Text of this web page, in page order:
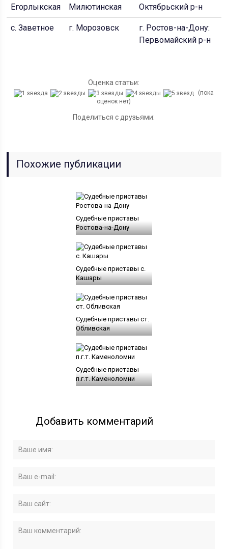
Егорлыкская
Милютинская
Октябрьский р-н
с. Заветное г. Морозовск
г. Ростов-на-Дону:
Первомайский р-н
Оценка статьи:
(пока
оценок нет)
Поделиться с друзьями:
Похожие публикации
Судебные приставы
Ростова-на-Дону
Судебные приставы с.
Кашары
Судебные приставы ст.
Обливская
Судебные приставы
п.г.т. Каменоломни
Добавить комментарий